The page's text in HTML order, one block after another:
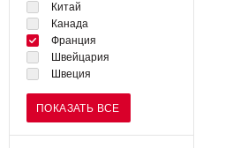
Китай
Канада
Франция
Швейцария
Швеция
ПОКАЗАТЬ ВСЕ